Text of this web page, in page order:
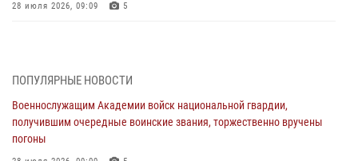
28 июля 2026, 09:09 5
27 июля 2026, 14:49 7
Военная академия информирует!
23 июля 2026, 04:51
ПОПУЛЯРНЫЕ НОВОСТИ
Военнослужащим Академии войск национальной гвардии,
получившим очередные воинские звания, торжественно вручены
погоны